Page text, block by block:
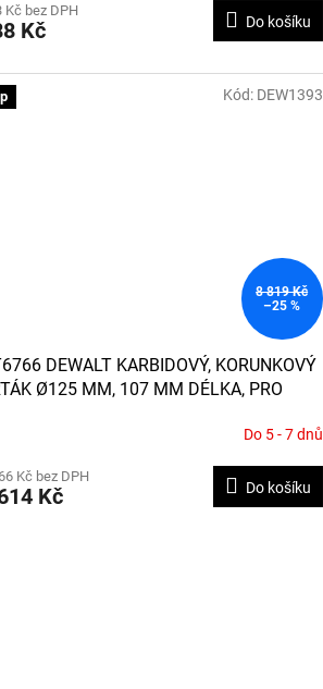
Kč bez DPH
Kč Do košíku
8 819 Kč
–25 %
DEWALT KARBIDOVÝ, KORUNKOVÝ
Ø125 MM, 107 MM DÉLKA, PRO
Do 5 - 7 dnů
Kč bez DPH
Kč Do košíku
Kód: DEW1393